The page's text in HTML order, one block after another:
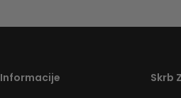
Informacije Skrb